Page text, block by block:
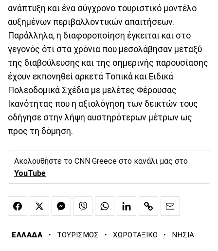
ανάπτυξη και ένα σύγχρονο τουριστικό μοντέλο
αυξημένων περιβαλλοντικών απαιτήσεων.
Παράλληλα, η διαφοροποίηση έγκειται και στο
γεγονός ότι στα χρόνια που μεσολάβησαν μεταξύ
της διαβούλευσης και της σημερινής παρουσίασης
έχουν εκπονηθεί αρκετά Τοπικά και Ειδικά
Πολεοδομικά Σχέδια με μελέτες Φέρουσας
Ικανότητας που η αξιολόγηση των δεικτών τους
οδήγησε στην λήψη αυστηρότερων μέτρων ως
προς τη δόμηση.
Ακολουθήστε το CNN Greece στο κανάλι μας στο
YouTube
ΕΛΛΑΔΑ · ΤΟΥΡΙΣΜΟΣ · ΧΩΡΟΤΑΞΙΚΟ · ΝΗΣΙΑ